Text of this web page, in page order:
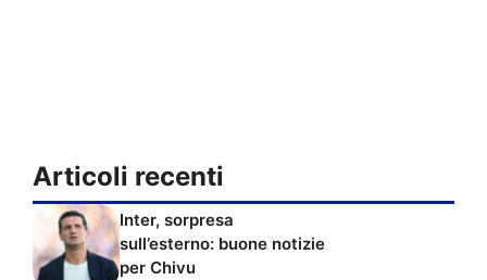
Articoli recenti
Inter, sorpresa
sull’esterno: buone notizie
per Chivu